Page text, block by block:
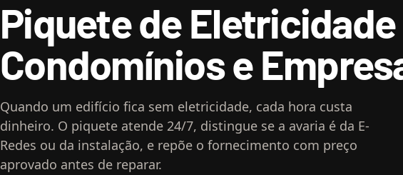
Piquete de
Condomínios e
Quando um edifício fica sem eletricidade, cada hora custa
dinheiro. O piquete atende 24/7, distingue se a avaria é da E-
Redes ou da instalação, e repõe o fornecimento com preço
aprovado antes de reparar.